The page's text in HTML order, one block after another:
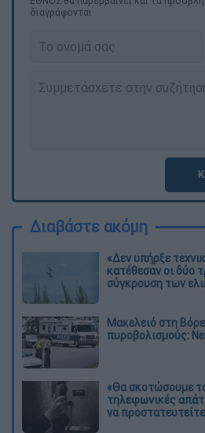
διαγράφονται
Διαβάστε ακόμη
«Δεν υπήρξε
κατέθεσαν οι δύο
σύγκρουση των
Μακελειό στη
πυροβολισμούς:
«Θα σκοτώσουμε
τηλεφωνικές
να προστατευτείτε